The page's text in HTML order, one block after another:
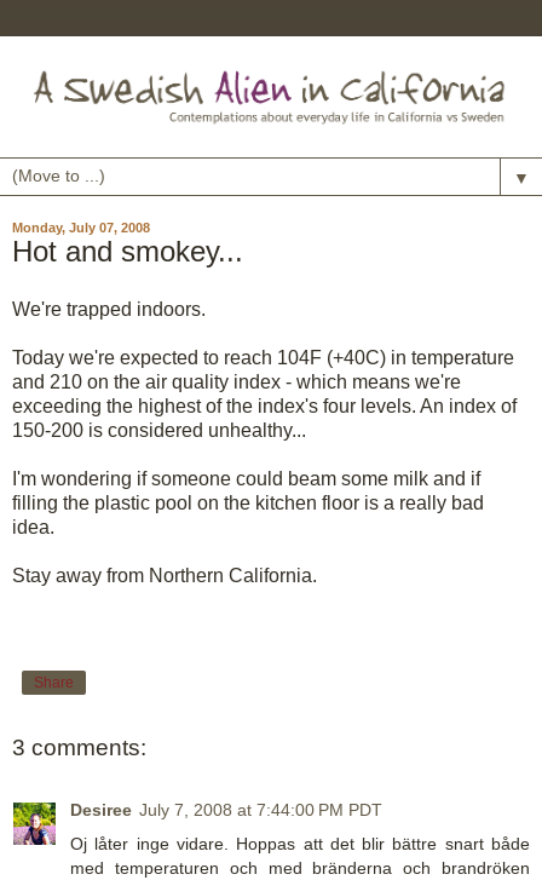
▼
Monday, July 07, 2008
Hot and smokey...
We're trapped indoors.
Today we're expected to reach 104F (+40C) in temperature
and 210 on the air quality index - which means we're
exceeding the highest of the index's four levels. An index of
150-200 is considered unhealthy...
I'm wondering if someone could beam some milk and if
filling the plastic pool on the kitchen floor is a really bad
idea.
Stay away from Northern California.
Share
3 comments:
Desiree July 7, 2008 at 7:44:00 PM PDT
Oj låter inge vidare. Hoppas att det blir bättre snart både
med temperaturen och med bränderna och brandröken